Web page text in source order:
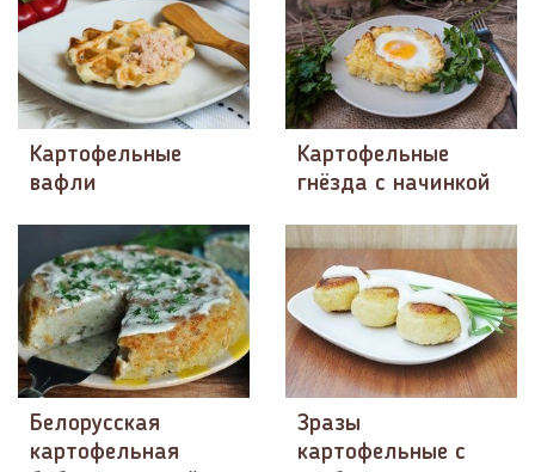
Картофельные
вафли
Картофельные
гнёзда с начинкой
Белорусская
картофельная
Зразы
картофельные с